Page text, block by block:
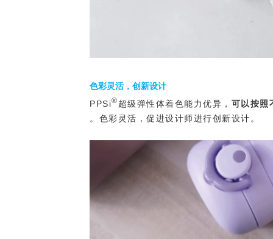
色彩灵活，创新设计
PPSi® 超级弹性体着色能力优异， 可以按照
。色彩灵活，促进设计师进行创新设计。